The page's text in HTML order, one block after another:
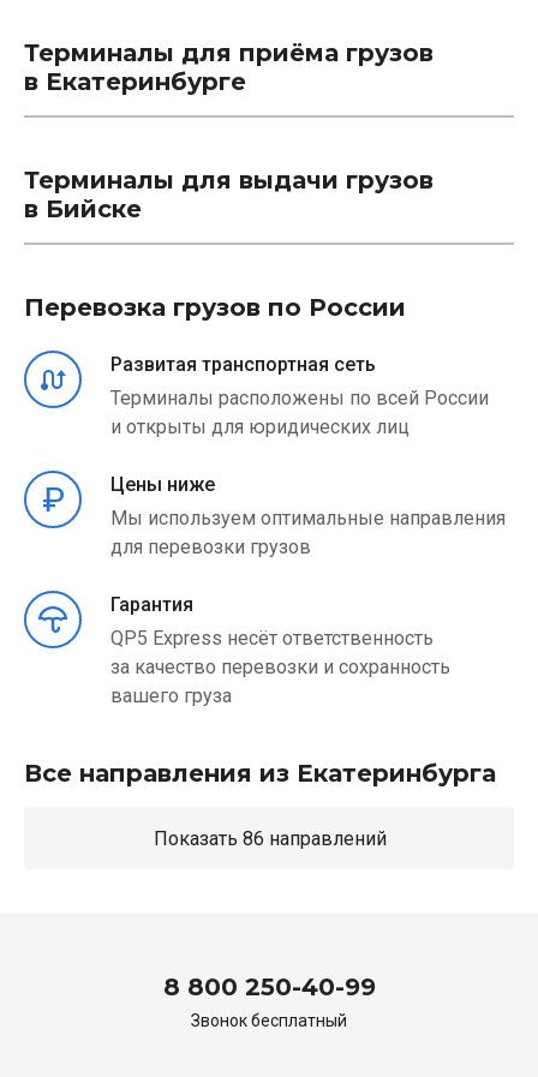
Терминалы для приёма грузов
в Екатеринбурге
Терминалы для выдачи грузов
в Бийске
Перевозка грузов по России
Развитая транспортная сеть
Терминалы расположены по всей России
и открыты для юридических лиц
Цены ниже
Мы используем оптимальные направления
для перевозки грузов
Гарантия
QP5 Express несёт ответственность
за качество перевозки и сохранность
вашего груза
Все направления из Екатеринбурга
Показать 86 направлений
8 800 250-40-99
Звонок бесплатный